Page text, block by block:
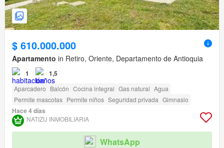
$ 610.000.000
Apartamento in Retiro, Oriente, Departamento de Antioquia
1 1,5
Aparcadero Balcón Cocina integral Gas natural Agua
Permite mascotas Permite niños Seguridad privada Gimnasio
Hace 4 días
NATIZU INMOBILIARIA
WhatsApp